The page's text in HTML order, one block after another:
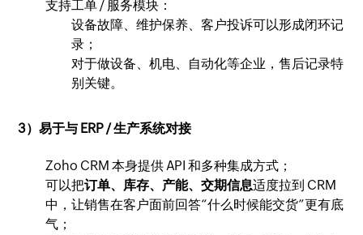
支持工单 / 服务模块：
设备故障、维护保养、客户投诉可以形成闭环记
录；
对于做设备、机电、自动化等企业，售后记录特
别关键。
3）易于与 ERP / 生产系统对接
Zoho CRM 本身提供 API 和多种集成方式；
可以把订单、库存、产能、交期信息适度拉到 CRM
中，让销售在客户面前回答“什么时候能交货”更有底
气；